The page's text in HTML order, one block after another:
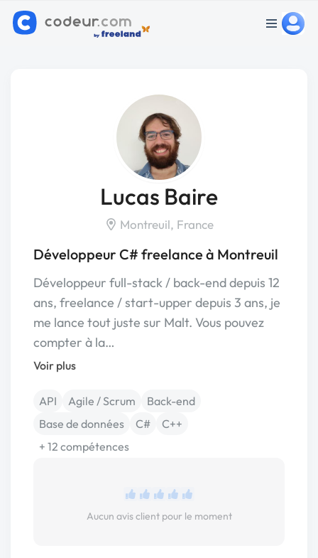
Lucas Baire
Montreuil, France
Développeur C# freelance à Montreuil
Développeur full-stack / back-end depuis 12
ans, freelance / start-upper depuis 3 ans, je
me lance tout juste sur Malt. Vous pouvez
compter à la…
Voir plus
API Agile / Scrum
Back-end
Base de données
C#
C++
+ 12 compétences
Aucun avis client pour le moment